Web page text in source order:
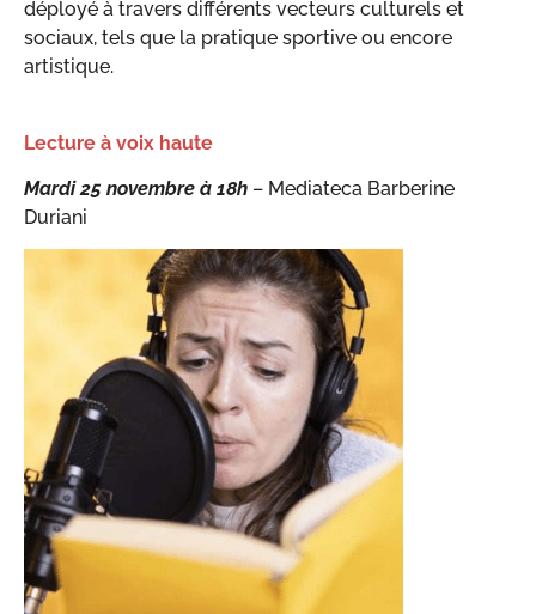
déployé à travers différents vecteurs culturels et
sociaux, tels que la pratique sportive ou encore
artistique.
Lecture à voix haute
Mardi 25 novembre à 18h – Mediateca Barberine
Duriani